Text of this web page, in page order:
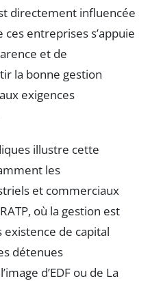
directement influencée
ces entreprises s’appuie
et de
la bonne gestion
exigences
illustre cette
les
et commerciaux
où la gestion est
de capital
détenues
d’EDF ou de La